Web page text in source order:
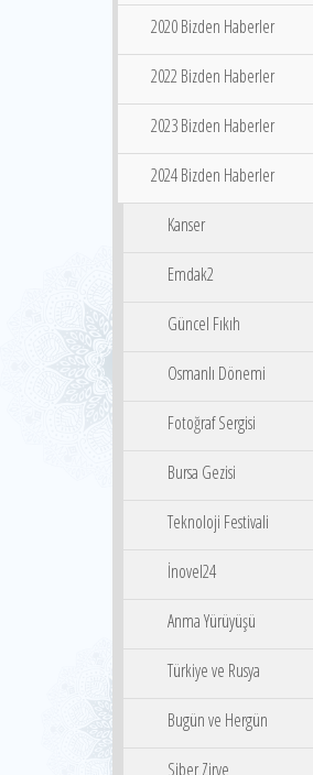
2020 Bizden Haberler
2022 Bizden Haberler
2023 Bizden Haberler
2024 Bizden Haberler
Kanser
Emdak2
Güncel Fıkıh
Osmanlı Dönemi
Fotoğraf Sergisi
Bursa Gezisi
Teknoloji Festivali
İnovel24
Anma Yürüyüşü
Türkiye ve Rusya
Bugün ve Hergün
Siber Zirve